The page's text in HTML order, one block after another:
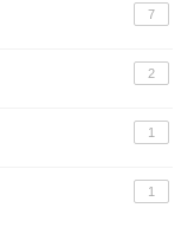
7
2
1
1